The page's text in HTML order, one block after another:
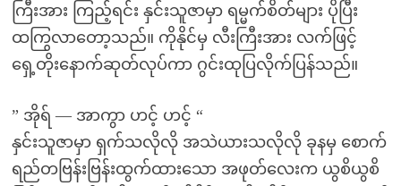
ကြီးအား ကြည့်ရင်း နှင်းသူဇာမှာ ရမ္မက်စိတ်များ ပိုပြီး
ထကြွလာတော့သည်။ ကိုနိုင်မှ လီးကြီးအား လက်ဖြင့်
ရှေ့တိုးနောက်ဆုတ်လုပ်ကာ ဂွင်းထုပြလိုက်ပြန်သည်။
” အိုရ် — အာကွာ ဟင့် ဟင့် “
နှင်းသူဇာမှာ ရှက်သလိုလို အသဲယားသလိုလို ခုနမှ စောက်
ရည်တဗြန်းဗြန်းထွက်ထားသော အဖုတ်လေးက ယွစိယွစိ